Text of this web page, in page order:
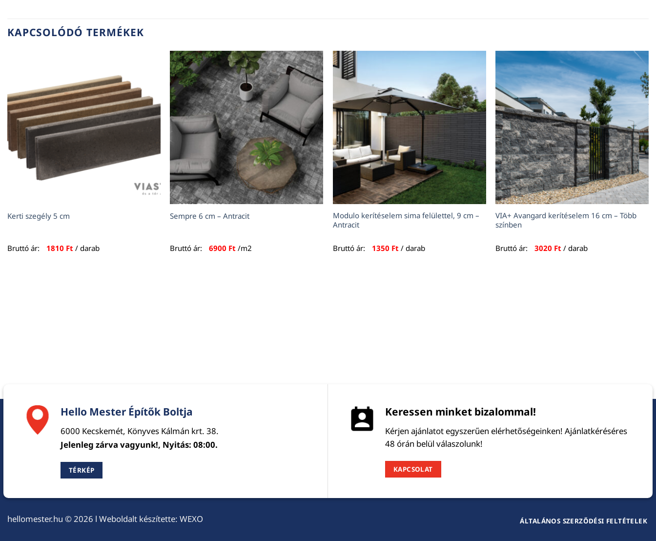
KAPCSOLÓDÓ TERMÉKEK
Kerti szegély 5 cm
Bruttó ár: 1810 Ft / darab
Sempre 6 cm – Antracit
Bruttó ár: 6900 Ft /m2
Modulo kerítéselem sima felülettel, 9 cm –
Antracit
Bruttó ár: 1350 Ft / darab
VIA+ Avangard kerítéselem 16 cm – Több
színben
Bruttó ár: 3020 Ft / darab
Hello Mester Építők Boltja
6000 Kecskemét, Könyves Kálmán krt. 38.
Jelenleg zárva vagyunk!, Nyitás: 08:00.
TÉRKÉP
Keressen minket bizalommal!
Kérjen ajánlatot egyszerűen elérhetőségeinken! Ajánlatkéréséres
48 órán belül válaszolunk!
KAPCSOLAT
hellomester.hu © 2026 l Weboldalt készítette: WEXO ÁLTALÁNOS SZERZŐDÉSI FELTÉTELEK